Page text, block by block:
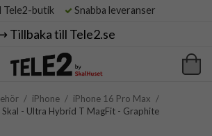
Tele2-butik Snabba leveranser
Tillbaka till Tele2.se
/ iPhone / iPhone 16 Pro Max /
- Ultra Hybrid T MagFit - Graphite